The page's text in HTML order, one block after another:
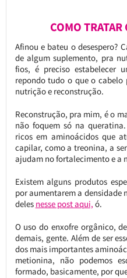
COMO
Afinou e bateu o desespero?
de algum suplemento, pra
fios, é preciso estabelecer
repondo tudo o que o
nutrição e reconstrução.
Reconstrução, pra mim, é o
não foquem só na
ricos em aminoácidos que
capilar, como a treonina, a
ajudam no fortalecimento e a
Existem alguns produtos
por aumentarem a densidade
deles nesse post aqui, ó.
O uso do enxofre orgânico,
demais, gente. Além de ser
dos mais importantes
metionina, não podemos
formado, basicamente, por